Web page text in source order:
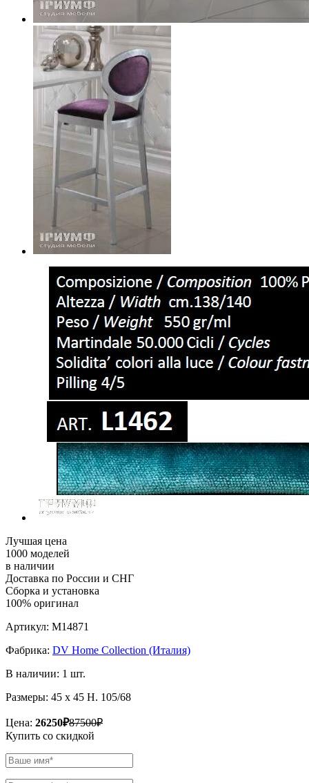
Лучшая цена
1000 моделей
в наличии
Доставка по России и СНГ
Сборка и установка
100% оригинал
Артикул: M14871
Фабрика: DV Home Collection (Италия)
В наличии: 1 шт.
Размеры: 45 х 45 H. 105/68
Цена: 26250₽87500₽
Купить со скидкой